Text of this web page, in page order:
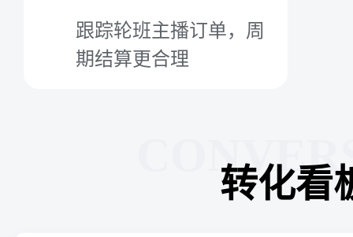
跟踪轮班主播订单，周
期结算更合理
转化看